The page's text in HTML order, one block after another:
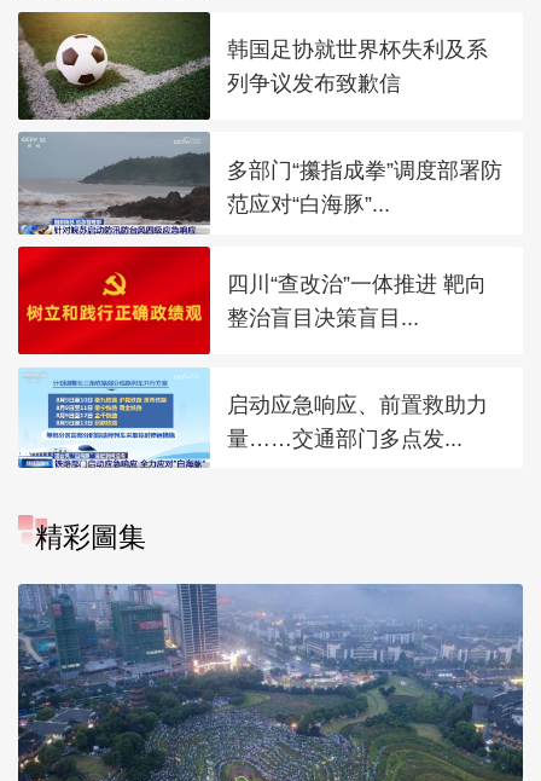
韩国足协就世界杯失利及系
列争议发布致歉信
多部门“攥指成拳”调度部署防
范应对“白海豚”...
四川“查改治”一体推进 靶向
整治盲目决策盲目...
启动应急响应、前置救助力
量……交通部门多点发...
精彩圖集